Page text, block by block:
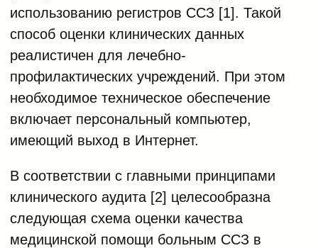
использованию регистров ССЗ [1]. Такой
способ оценки клинических данных
реалистичен для лечебно-
профилактических учреждений. При этом
необходимое техническое обеспечение
включает персональный компьютер,
имеющий выход в Интернет.
В соответствии с главными принципами
клинического аудита [2] целесообразна
следующая схема оценки качества
медицинской помощи больным ССЗ в